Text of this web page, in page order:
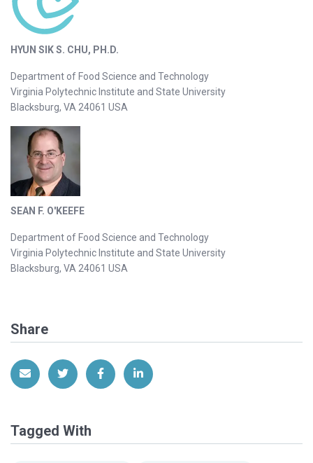
HYUN SIK S. CHU, PH.D.
Department of Food Science and Technology
Virginia Polytechnic Institute and State University
Blacksburg, VA 24061 USA
SEAN F. O'KEEFE
Department of Food Science and Technology
Virginia Polytechnic Institute and State University
Blacksburg, VA 24061 USA
Share
Share via EmailShare on Twitter
Share on Facebook
Share on LinkedIn
Tagged With